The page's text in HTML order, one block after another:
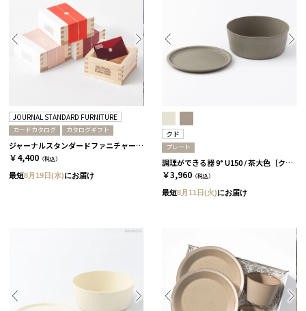
JOURNAL STANDARD FURNITURE
カードカタログ カタログギフト
ジャーナルスタンダードファニチャー / 椿
￥4,400 （税込）
最短8月19日(水)にお届け
クド
プレート
調理ができる器 9° U150 / 茶大色［クド］
￥3,960 （税込）
最短8月11日(火)にお届け